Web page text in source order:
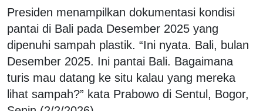
Presiden menampilkan dokumentasi kondisi
pantai di Bali pada Desember 2025 yang
dipenuhi sampah plastik. “Ini nyata. Bali, bulan
Desember 2025. Ini pantai Bali. Bagaimana
turis mau datang ke situ kalau yang mereka
lihat sampah?” kata Prabowo di Sentul, Bogor,